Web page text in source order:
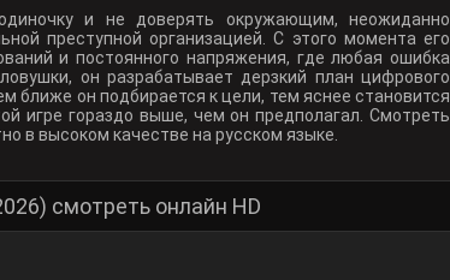
и не доверять окружающим, неожиданно
преступной организацией. С этого момента его
и постоянного напряжения, где любая ошибка
он разрабатывает дерзкий план цифрового
ближе он подбирается к цели, тем яснее становится
игре гораздо выше, чем он предполагал. Смотреть
в высоком качестве на русском языке.
смотреть онлайн HD